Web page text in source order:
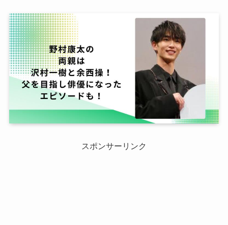
スポンサーリンク